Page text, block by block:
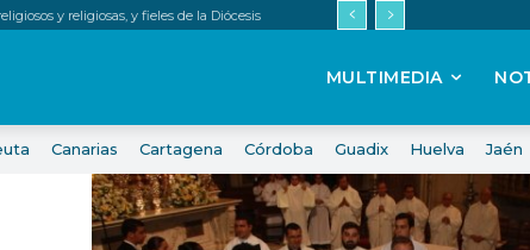
y religiosas, y fieles de la Diócesis
MULTIMEDIA
Canarias Cartagena Córdoba Guadix Huelva Jaén